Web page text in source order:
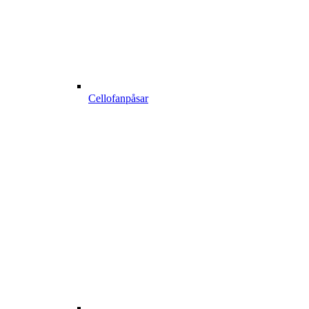
Cellofanpåsar